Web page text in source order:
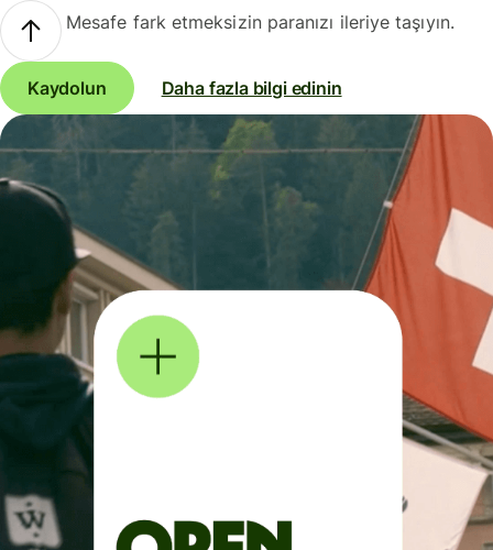
Mesafe fark etmeksizin paranızı ileriye taşıyın.
Kaydolun Daha fazla bilgi edinin